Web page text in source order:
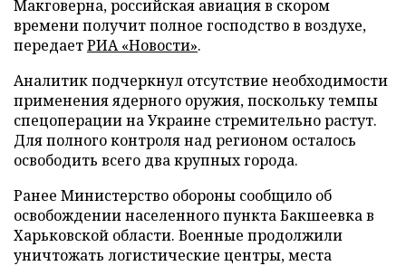
Макговерна, российская авиация в скором
времени получит полное господство в воздухе,
передаетРИА «Новости».
Аналитик подчеркнул отсутствие необходимости
применения ядерного оружия, поскольку темпы
спецоперации на Украине стремительно растут.
Для полного контроля над регионом осталось
освободить всего два крупных города.
Ранее Министерство обороны сообщило об
освобождении населенного пункта Бакшеевка в
Харьковской области. Военные продолжили
уничтожать логистические центры, места